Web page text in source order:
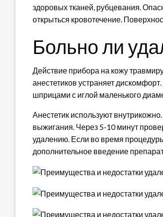
здоровых тканей, рубцевания.
открыться кровотечение.
Больно ли
Действие прибора на кожу
анестетиков устраняет
шприцами с иглой маленького
Анестетик используют
выжигания. Через 5-10 минут
удалению. Если во время
дополнительное введение